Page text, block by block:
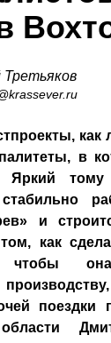
Третьяков
как
в
Яркий
и
как
чтобы она
поездки
области